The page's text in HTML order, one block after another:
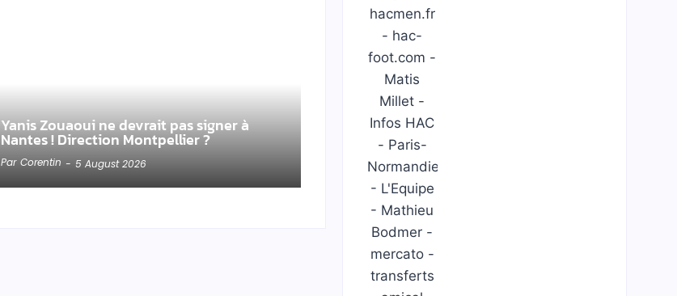
Yanis Zouaoui ne devrait pas signer à
Nantes ! Direction Montpellier ?
Par Corentin - 5 August 2026